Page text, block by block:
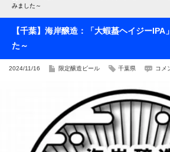
みました～
【千葉】海岸醸造：「大蝦蟇ヘイジーIPA
た～
2024/11/16 限定醸造ビール 千葉県 コメ